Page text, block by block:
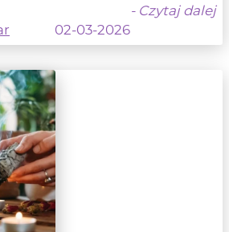
- Czytaj dalej
02-03-2026